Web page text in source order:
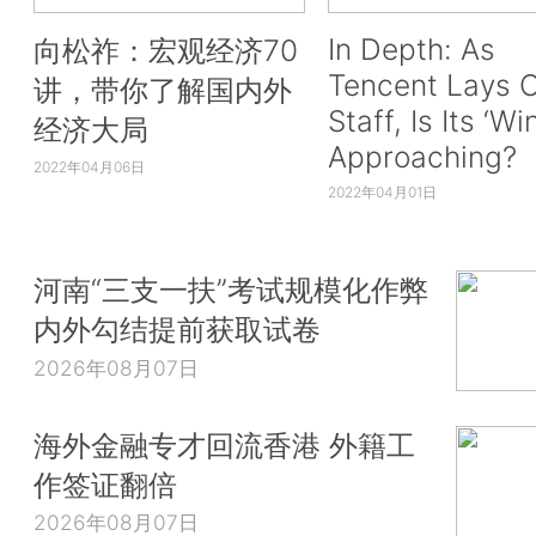
向松祚：宏观经济70
讲，带你了解国内外
经济大局
2022年04月06日
In Depth: As
Tencent Lays
Staff, Is Its
Approaching?
2022年04月01日
河南“三支一扶”考试规模化作弊
内外勾结提前获取试卷
2026年08月07日
海外金融专才回流香港 外籍工
作签证翻倍
2026年08月07日